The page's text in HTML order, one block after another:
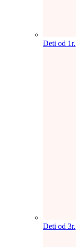
Deti od 1r.
Deti od 3r.